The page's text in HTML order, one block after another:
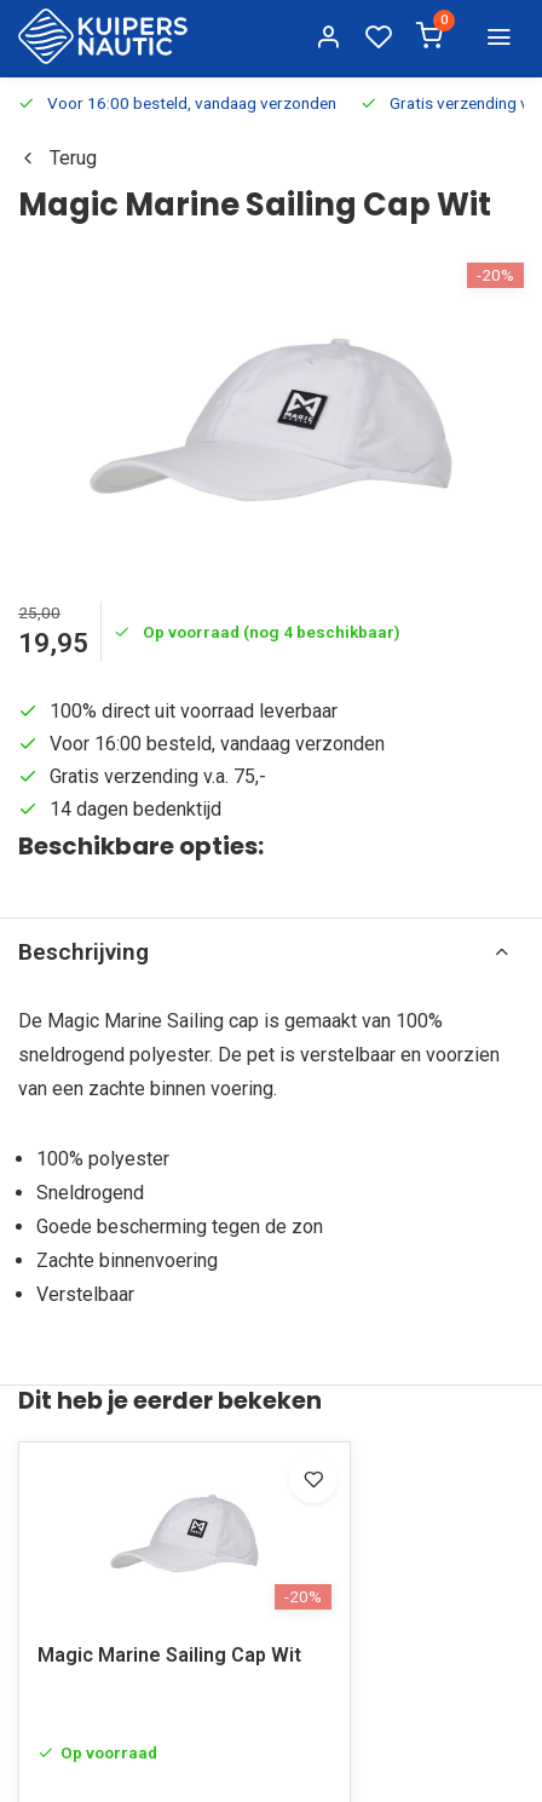
0
Voor 16:00 besteld, vandaag verzonden Gratis verzending
Terug
Magic Marine Sailing Cap Wit
-20%
25,00
19,95 Op voorraad (nog 4 beschikbaar)
100% direct uit voorraad leverbaar
Voor 16:00 besteld, vandaag verzonden
Gratis verzending v.a. 75,-
14 dagen bedenktijd
Beschikbare opties:
Beschrijving
De Magic Marine Sailing cap is gemaakt van 100%
sneldrogend polyester. De pet is verstelbaar en voorzien
van een zachte binnen voering.
100% polyester
Sneldrogend
Goede bescherming tegen de zon
Zachte binnenvoering
Verstelbaar
Dit heb je eerder bekeken
-20%
Magic Marine Sailing Cap Wit
Op voorraad